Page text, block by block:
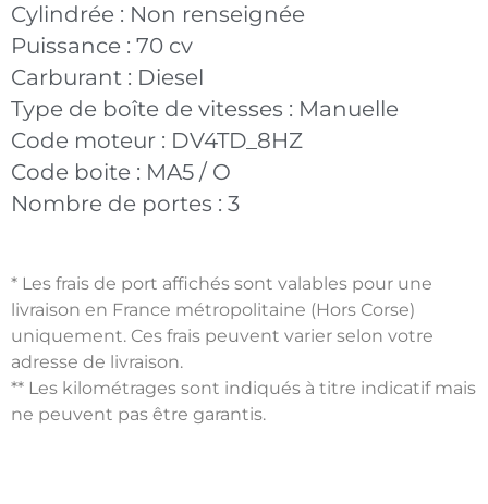
Cylindrée : Non renseignée
Puissance : 70 cv
Carburant : Diesel
Type de boîte de vitesses : Manuelle
Code moteur : DV4TD_8HZ
Code boite : MA5 / O
Nombre de portes : 3
* Les frais de port affichés sont valables pour une
livraison en France métropolitaine (Hors Corse)
uniquement. Ces frais peuvent varier selon votre
adresse de livraison.
** Les kilométrages sont indiqués à titre indicatif mais
ne peuvent pas être garantis.